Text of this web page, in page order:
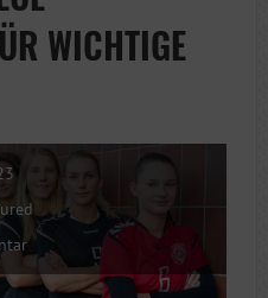
WICHTIGE